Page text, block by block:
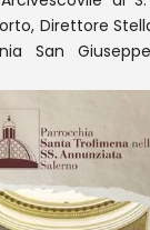
Direttore
San